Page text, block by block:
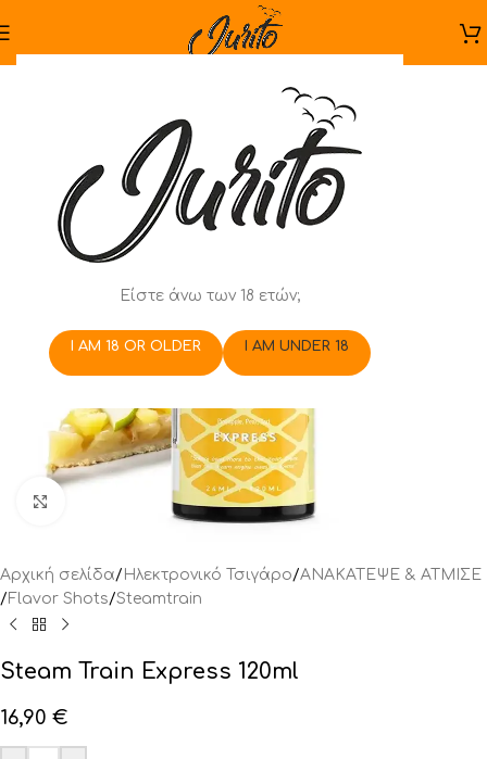
Είστε άνω των 18 ετών;
I AM 18 OR OLDER I AM UNDER 18
Click to enlarge
Αρχική σελίδα/ Ηλεκτρονικό Τσιγάρο/ΑΝΑΚΑΤΕΨΕ & ΑΤΜΙΣΕ
/Flavor Shots/Steamtrain
Steam Train Express 120ml
16,90 €